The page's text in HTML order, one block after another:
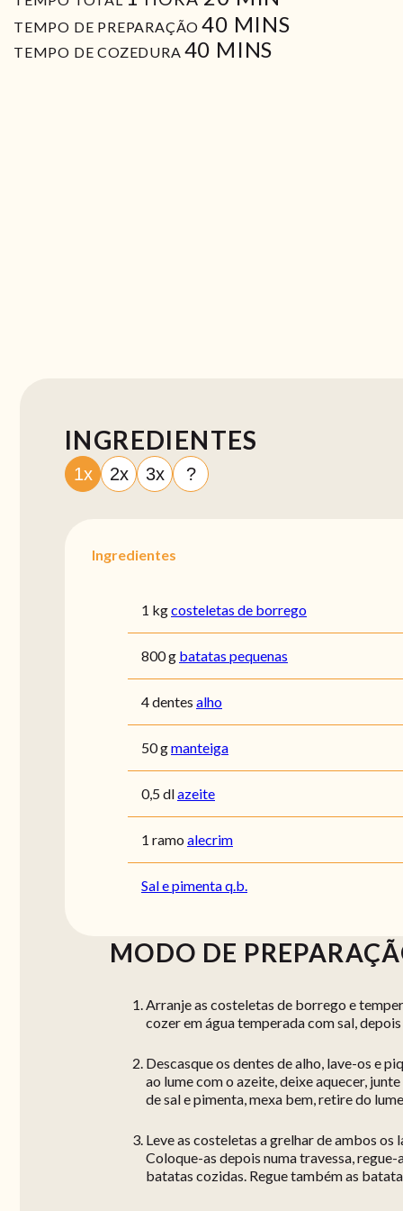
TEMPO DE PREPARAÇÃO 40MIN
MINS
TEMPO DE COZEDURA 40 MIN
MINS
INGREDIENTES
1x 2x 3x ?
Ingredientes
1 kgcosteletas de borrego
800 g batatas pequenas
4 dentes alho
50 gmanteiga
0,5 dlazeite
1 ramo alecrim
Sal e pimenta q.b.
MODO DE
Arranje as costeletas de borrego e
cozer em água temperada com sal,
Descasque os dentes de alho, lave-os e
ao lume com o azeite, deixe aquecer,
de sal e pimenta, mexa bem, retire do
Leve as costeletas a grelhar de ambos
Coloque-as depois numa travessa,
batatas cozidas. Regue também as